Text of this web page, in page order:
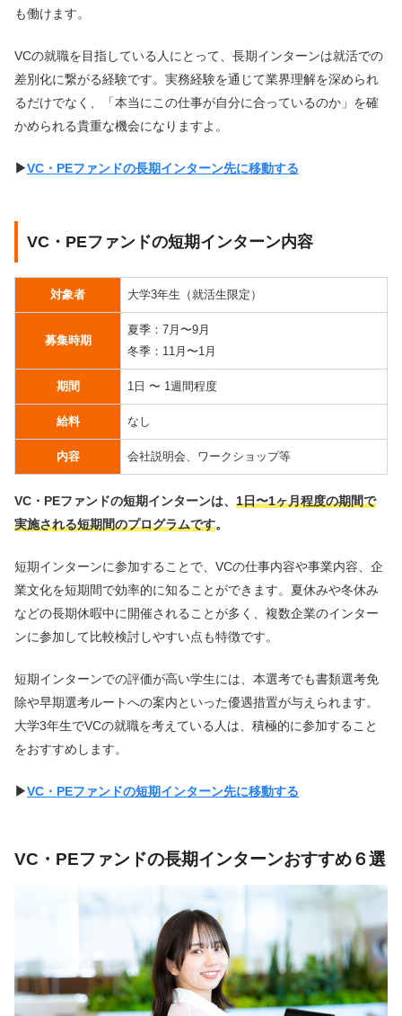
も働けます。
VCの就職を目指している人にとって、長期インターンは就活での
差別化に繋がる経験です。実務経験を通じて業界理解を深められ
るだけでなく、「本当にこの仕事が自分に合っているのか」を確
かめられる貴重な機会になりますよ。
▶︎VC・PEファンドの長期インターン先に移動する
VC・PEファンドの短期インターン内容
対象者 大学3年生（就活生限定）
募集時期
夏季：7月〜9月
冬季：11月〜1月
期間 1日 〜 1週間程度
給料 なし
内容 会社説明会、ワークショップ等
VC・PEファンドの短期インターンは、 1日〜1ヶ月程度の期間で
実施される短期間のプログラムです。
短期インターンに参加することで、VCの仕事内容や事業内容、企
業文化を短期間で効率的に知ることができます。夏休みや冬休み
などの長期休暇中に開催されることが多く、複数企業のインター
ンに参加して比較検討しやすい点も特徴です。
短期インターンでの評価が高い学生には、本選考でも書類選考免
除や早期選考ルートへの案内といった優遇措置が与えられます。
大学3年生でVCの就職を考えている人は、積極的に参加すること
をおすすめします。
▶︎VC・PEファンドの短期インターン先に移動する
VC・PEファンドの長期インターンおすすめ６選